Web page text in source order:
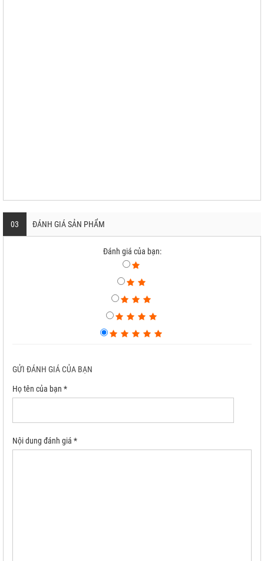
03 ĐÁNH GIÁ SẢN PHẨM
Đánh giá của bạn:
GỬI ĐÁNH GIÁ CỦA BẠN
Họ tên của bạn *
Nội dung đánh giá *